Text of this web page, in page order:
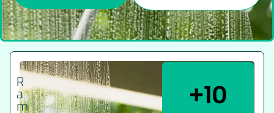
+10
R
a
m